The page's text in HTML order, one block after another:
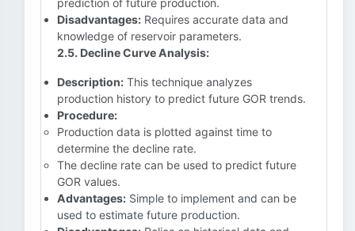
prediction of future production.
Disadvantages: Requires accurate data and
knowledge of reservoir parameters.
2.5. Decline Curve Analysis:
Description: This technique analyzes
production history to predict future GOR trends.
Procedure:
Production data is plotted against time to
determine the decline rate.
The decline rate can be used to predict future
GOR values.
Advantages: Simple to implement and can be
used to estimate future production.